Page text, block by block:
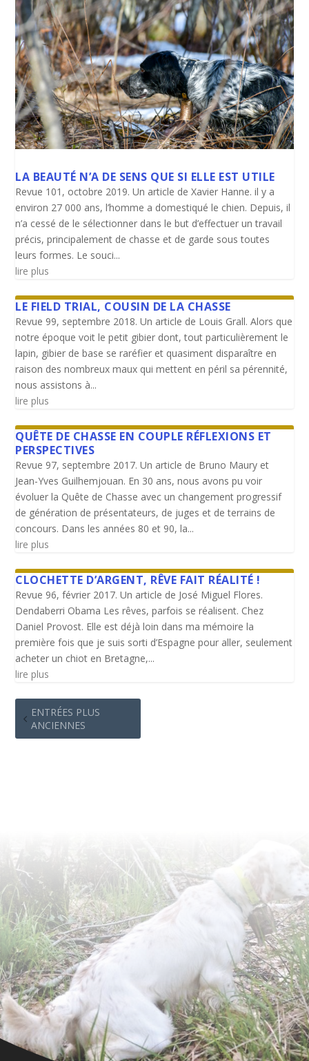
LA BEAUTÉ N’A DE SENS QUE SI ELLE EST UTILE
Revue 101, octobre 2019. Un article de Xavier Hanne. il y a
environ 27 000 ans, l’homme a domestiqué le chien. Depuis, il
n’a cessé de le sélectionner dans le but d’effectuer un travail
précis, principalement de chasse et de garde sous toutes
leurs formes. Le souci...
lire plus
LE FIELD TRIAL, COUSIN DE LA CHASSE
Revue 99, septembre 2018. Un article de Louis Grall. Alors que
notre époque voit le petit gibier dont, tout particulièrement le
lapin, gibier de base se raréfier et quasiment disparaître en
raison des nombreux maux qui mettent en péril sa pérennité,
nous assistons à...
lire plus
QUÊTE DE CHASSE EN COUPLE RÉFLEXIONS ET
PERSPECTIVES
Revue 97, septembre 2017. Un article de Bruno Maury et
Jean-Yves Guilhemjouan. En 30 ans, nous avons pu voir
évoluer la Quête de Chasse avec un changement progressif
de génération de présentateurs, de juges et de terrains de
concours. Dans les années 80 et 90, la...
lire plus
CLOCHETTE D’ARGENT, RÊVE FAIT RÉALITÉ !
Revue 96, février 2017. Un article de José Miguel Flores.
Dendaberri Obama Les rêves, parfois se réalisent. Chez
Daniel Provost. Elle est déjà loin dans ma mémoire la
première fois que je suis sorti d’Espagne pour aller, seulement
acheter un chiot en Bretagne,...
lire plus
ENTRÉES PLUS
ANCIENNES